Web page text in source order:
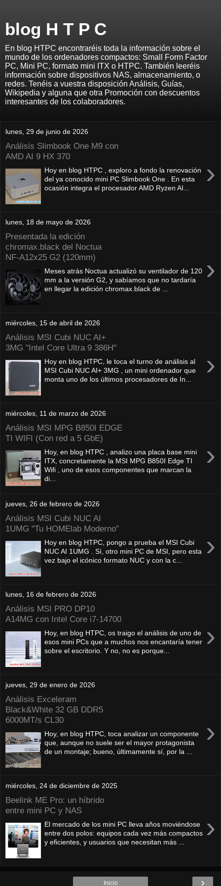
blog H T P C
En blog HTPC encontraréis toda la información sobre el
mundo de los ordenadores compactos: Small Form Factor
PC, Mini PC, formato mini ITX o HTPC. También leeréis
información sobre dispositivos NAS, almacenamiento, o
redes. Tenéis a vuestra disposición Análisis, Guías,
Wikipedia y alguna que otra Promoción con descuentos
interesantes de los colaboradores.
lunes, 29 de junio de 2026
Análisis Slimbook One M9 con
AMD AI 9 HX 370
›
Hoy en blog HTPC , exploro a fondo la renovación
del ya conocido mini PC Slimbook One . En esta
ocasión integra el procesador AMD Ryzen AI...
lunes, 18 de mayo de 2026
Presentada la edición
chromax.black del Noctua
NF‑A12x25 G2 (120mm)
›
Meses atrás Noctua actualizó su ventilador de 120
mm a la versión G2, y sabíamos que no tardaría
en llegar la edición chromax.black de ...
miércoles, 15 de abril de 2026
Análisis MSI Cubi NUC AI+
3MG "Intel Core Ultra 9 386H"
›
Hoy en blog HTPC, le toca el turno de análisis al
MSI Cubi NUC AI+ 3MG , un mini ordenador que
monta uno de los últimos procesadores de In...
miércoles, 11 de marzo de 2026
Análisis MSI MPG B850I EDGE
TI WIFI (Con red a 5 GbE)
›
Hoy, en blog HTPC , analizo una placa base mini
ITX, concretamente la MSI MPG B850I Edge TI
Wifi , uno de esos componentes que marcan la
di...
jueves, 26 de febrero de 2026
Análisis MSI Cubi NUC AI
1UMG "Tu HOMElab Moderno"
›
Hoy en blog HTPC, pongo a prueba el MSI Cubi
NUC AI 1UMG . Sí, otro mini PC de MSI, pero esta
vez bajo el icónico formato NUC y con la c...
lunes, 16 de febrero de 2026
Análisis MSI PRO DP10
A14MG con Intel Core i7-14700
›
Hoy, en blog HTPC, os traigo el análisis de uno de
esos mini PCs que a muchos nos encantaría tener
sobre el escritorio. Y no, no es porque...
jueves, 29 de enero de 2026
Análisis Exceleram
Black&White 32 GB DDR5
6000MT/s CL30
›
Hoy, en blog HTPC, toca analizar un componente
que, aunque no suele ser el mayor protagonista
de un montaje; bueno, últimamente sí, por la ...
miércoles, 24 de diciembre de 2025
Beelink ME Pro: un híbrido
entre mini PC y NAS
›
El mercado de los mini PC lleva años moviéndose
entre dos polos: equipos cada vez más compactos
y eficientes, y usuarios que necesitan más ...
›
Inicio